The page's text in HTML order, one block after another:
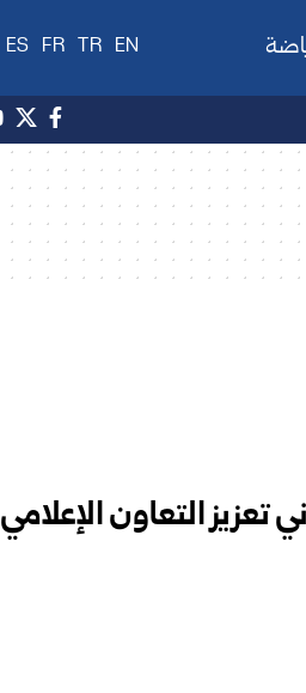
EN
TR
FR
ES
تعزيز التعاون الإعلامي